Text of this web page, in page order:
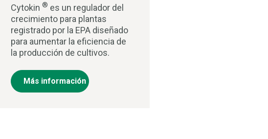
Cytokin ® es un regulador del
crecimiento para plantas
registrado por la EPA diseñado
para aumentar la eficiencia de
la producción de cultivos.
Más información